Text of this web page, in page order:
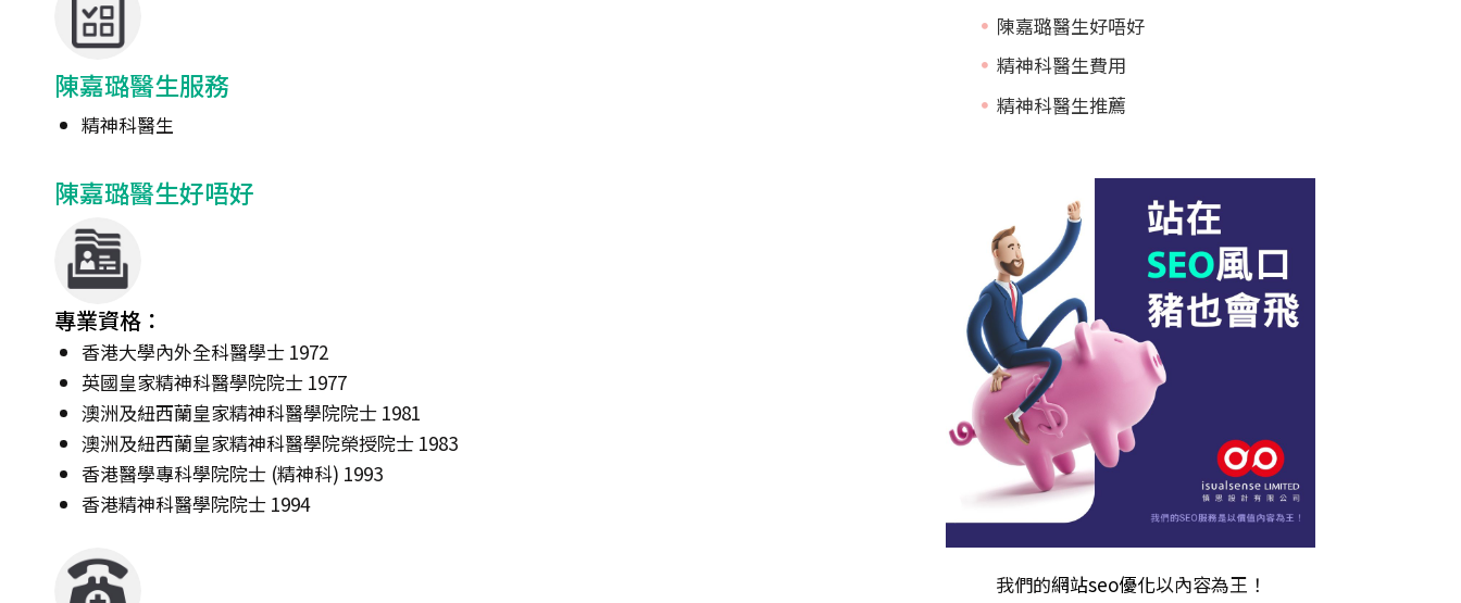
陳嘉璐醫生服務
精神科醫生
陳嘉璐醫生好唔好
專業資格：
香港大學內外全科醫學士 1972
英國皇家精神科醫學院院士 1977
澳洲及紐西蘭皇家精神科醫學院院士 1981
澳洲及紐西蘭皇家精神科醫學院榮授院士 1983
香港醫學專科學院院士 (精神科) 1993
香港精神科醫學院院士 1994
陳嘉璐醫生好唔好
精神科醫生費用
精神科醫生推薦
我們的網站seo優化以內容為王！